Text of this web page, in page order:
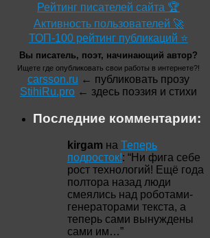
Рейтинг писателей сайта 🏆
Активность пользователей 🚀
ТОП-100 рейтинг публикаций ⭐
Вы писатель, поэт, начинающий автор?
Ищете где опубликовать свои работы в интернете?!
carsson.ru ← публиковать прозу
StihiRu.pro ← здесь поэзия и стихи
Последние комментарии:
kirgam на Теперь
подросток!: “Ни фига себе
рост технологий! Ещё года
полтора назад люди
смеялись над роботами-
генераторами текста, а
теперь сами вынуждены
сами им…”